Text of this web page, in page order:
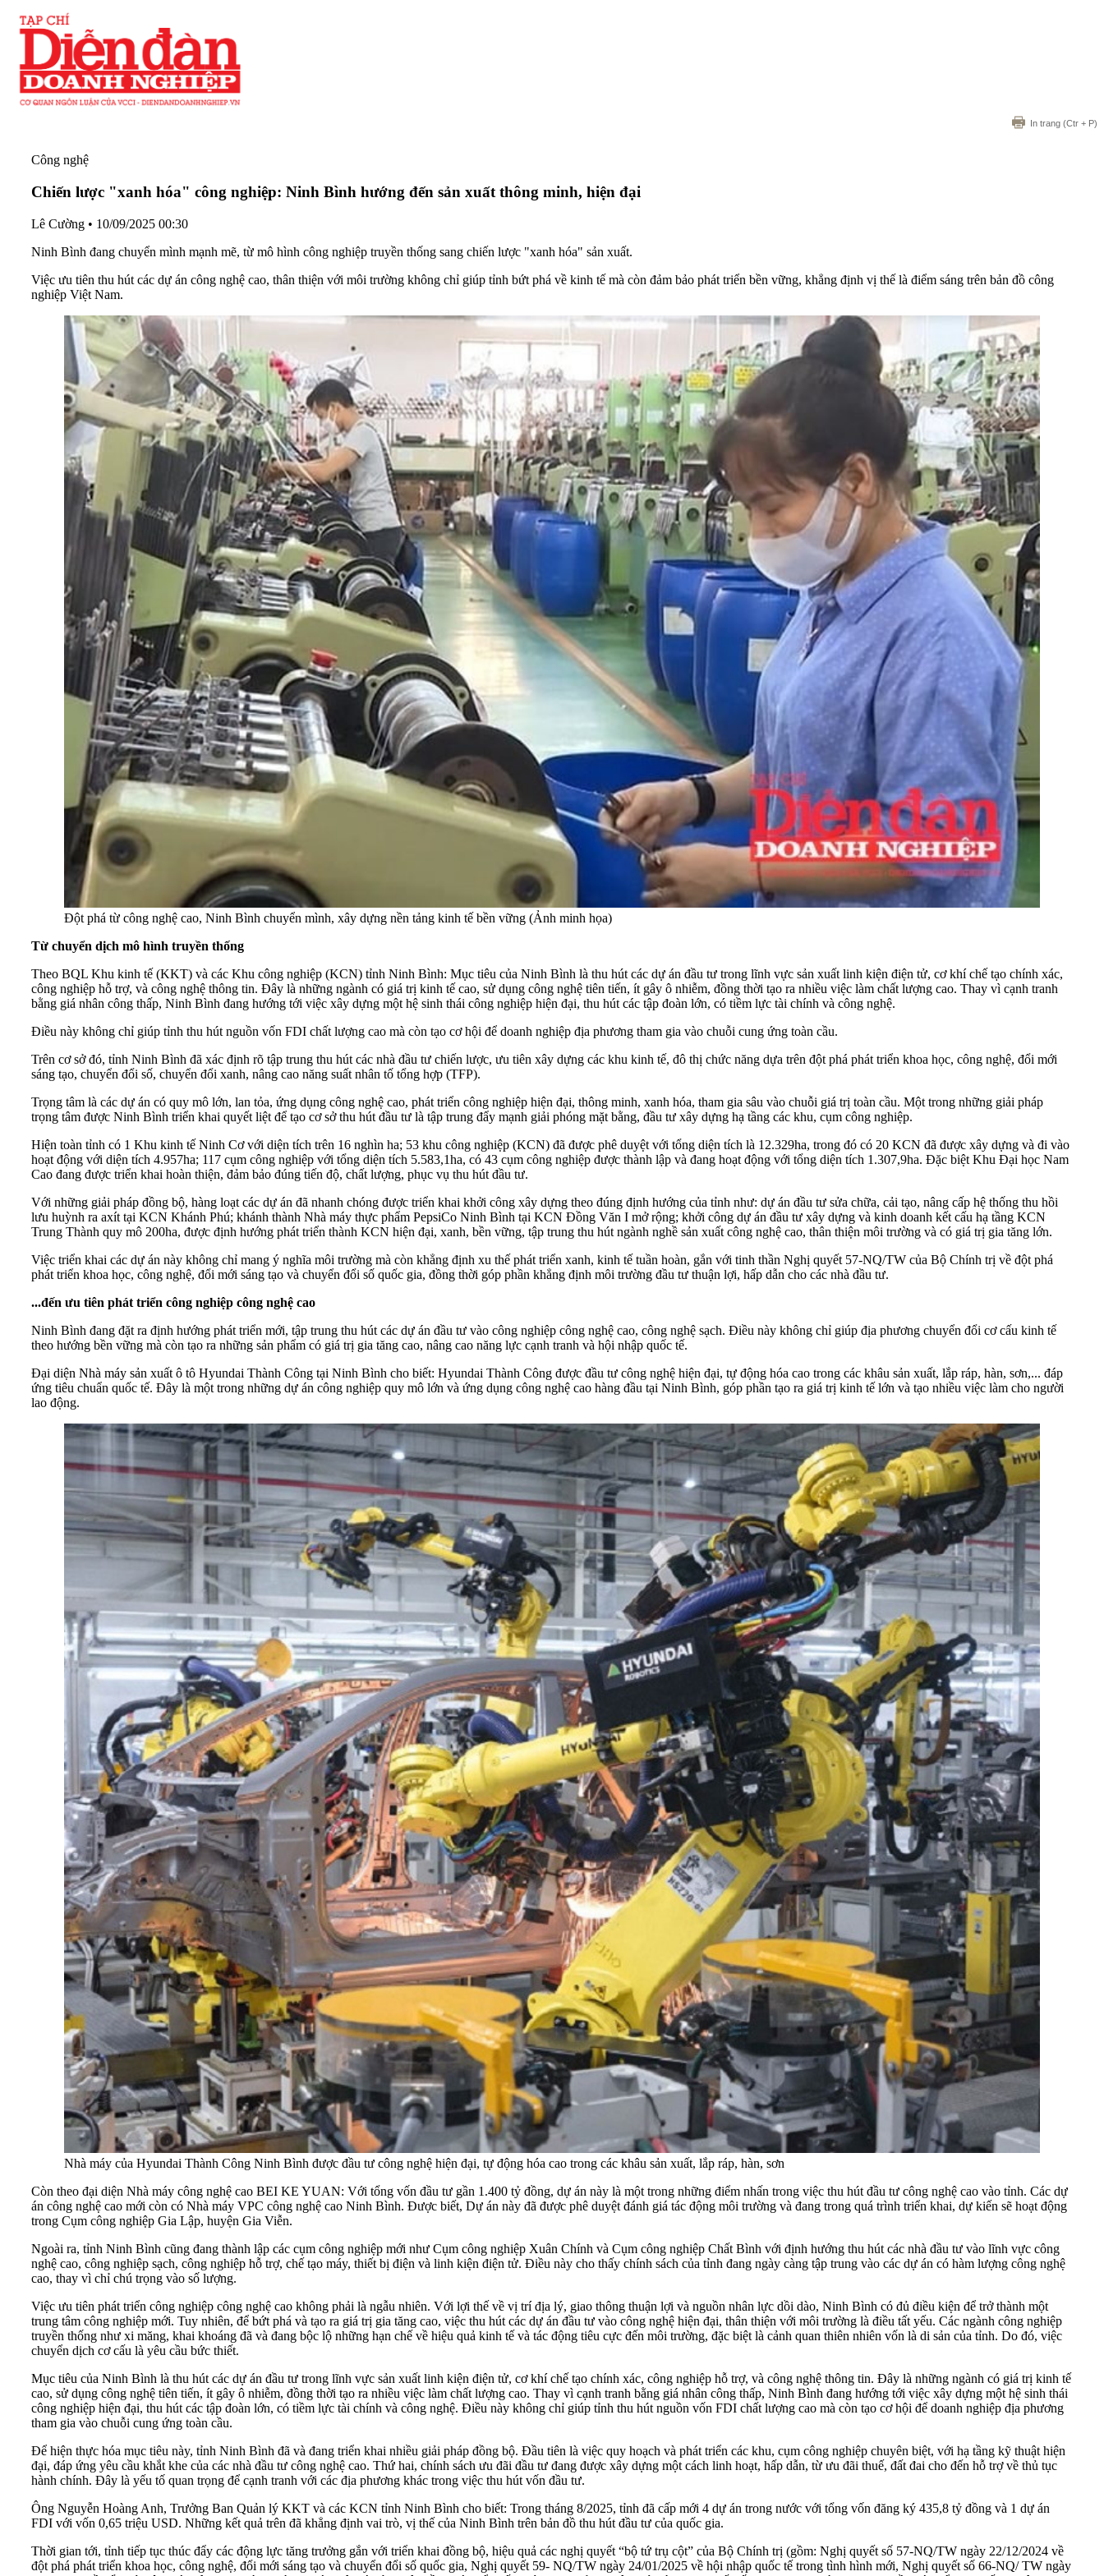
In trang (Ctr + P)
Công nghệ
Chiến lược "xanh hóa" công nghiệp: Ninh Bình hướng đến sản xuất thông minh, hiện đại
Lê Cường • 10/09/2025 00:30
Ninh Bình đang chuyển mình mạnh mẽ, từ mô hình công nghiệp truyền thống sang chiến lược "xanh hóa" sản xuất.
Việc ưu tiên thu hút các dự án công nghệ cao, thân thiện với môi trường không chỉ giúp tỉnh bứt phá về kinh tế mà còn đảm bảo phát triển bền vững, khẳng định vị thế là điểm sáng trên bản đồ công
nghiệp Việt Nam.
Đột phá từ công nghệ cao, Ninh Bình chuyển mình, xây dựng nền tảng kinh tế bền vững (Ảnh minh họa)
Từ chuyển dịch mô hình truyền thống
Theo BQL Khu kinh tế (KKT) và các Khu công nghiệp (KCN) tỉnh Ninh Bình: Mục tiêu của Ninh Bình là thu hút các dự án đầu tư trong lĩnh vực sản xuất linh kiện điện tử, cơ khí chế tạo chính xác,
công nghiệp hỗ trợ, và công nghệ thông tin. Đây là những ngành có giá trị kinh tế cao, sử dụng công nghệ tiên tiến, ít gây ô nhiễm, đồng thời tạo ra nhiều việc làm chất lượng cao. Thay vì cạnh tranh
bằng giá nhân công thấp, Ninh Bình đang hướng tới việc xây dựng một hệ sinh thái công nghiệp hiện đại, thu hút các tập đoàn lớn, có tiềm lực tài chính và công nghệ.
Điều này không chỉ giúp tỉnh thu hút nguồn vốn FDI chất lượng cao mà còn tạo cơ hội để doanh nghiệp địa phương tham gia vào chuỗi cung ứng toàn cầu.
Trên cơ sở đó, tỉnh Ninh Bình đã xác định rõ tập trung thu hút các nhà đầu tư chiến lược, ưu tiên xây dựng các khu kinh tế, đô thị chức năng dựa trên đột phá phát triển khoa học, công nghệ, đổi mới
sáng tạo, chuyển đổi số, chuyển đổi xanh, nâng cao năng suất nhân tố tổng hợp (TFP).
Trọng tâm là các dự án có quy mô lớn, lan tỏa, ứng dụng công nghệ cao, phát triển công nghiệp hiện đại, thông minh, xanh hóa, tham gia sâu vào chuỗi giá trị toàn cầu. Một trong những giải pháp
trọng tâm được Ninh Bình triển khai quyết liệt để tạo cơ sở thu hút đầu tư là tập trung đẩy mạnh giải phóng mặt bằng, đầu tư xây dựng hạ tầng các khu, cụm công nghiệp.
Hiện toàn tỉnh có 1 Khu kinh tế Ninh Cơ với diện tích trên 16 nghìn ha; 53 khu công nghiệp (KCN) đã được phê duyệt với tổng diện tích là 12.329ha, trong đó có 20 KCN đã được xây dựng và đi vào
hoạt động với diện tích 4.957ha; 117 cụm công nghiệp với tổng diện tích 5.583,1ha, có 43 cụm công nghiệp được thành lập và đang hoạt động với tổng diện tích 1.307,9ha. Đặc biệt Khu Đại học Nam
Cao đang được triển khai hoàn thiện, đảm bảo đúng tiến độ, chất lượng, phục vụ thu hút đầu tư.
Với những giải pháp đồng bộ, hàng loạt các dự án đã nhanh chóng được triển khai khởi công xây dựng theo đúng định hướng của tỉnh như: dự án đầu tư sửa chữa, cải tạo, nâng cấp hệ thống thu hồi
lưu huỳnh ra axít tại KCN Khánh Phú; khánh thành Nhà máy thực phẩm PepsiCo Ninh Bình tại KCN Đồng Văn I mở rộng; khởi công dự án đầu tư xây dựng và kinh doanh kết cấu hạ tầng KCN
Trung Thành quy mô 200ha, được định hướng phát triển thành KCN hiện đại, xanh, bền vững, tập trung thu hút ngành nghề sản xuất công nghệ cao, thân thiện môi trường và có giá trị gia tăng lớn.
Việc triển khai các dự án này không chỉ mang ý nghĩa môi trường mà còn khẳng định xu thế phát triển xanh, kinh tế tuần hoàn, gắn với tinh thần Nghị quyết 57-NQ/TW của Bộ Chính trị về đột phá
phát triển khoa học, công nghệ, đổi mới sáng tạo và chuyển đổi số quốc gia, đồng thời góp phần khẳng định môi trường đầu tư thuận lợi, hấp dẫn cho các nhà đầu tư.
...đến ưu tiên phát triển công nghiệp công nghệ cao
Ninh Bình đang đặt ra định hướng phát triển mới, tập trung thu hút các dự án đầu tư vào công nghiệp công nghệ cao, công nghệ sạch. Điều này không chỉ giúp địa phương chuyển đổi cơ cấu kinh tế
theo hướng bền vững mà còn tạo ra những sản phẩm có giá trị gia tăng cao, nâng cao năng lực cạnh tranh và hội nhập quốc tế.
Đại diện Nhà máy sản xuất ô tô Hyundai Thành Công tại Ninh Bình cho biết: Hyundai Thành Công được đầu tư công nghệ hiện đại, tự động hóa cao trong các khâu sản xuất, lắp ráp, hàn, sơn,... đáp
ứng tiêu chuẩn quốc tế. Đây là một trong những dự án công nghiệp quy mô lớn và ứng dụng công nghệ cao hàng đầu tại Ninh Bình, góp phần tạo ra giá trị kinh tế lớn và tạo nhiều việc làm cho người
lao động.
Nhà máy của Hyundai Thành Công Ninh Bình được đầu tư công nghệ hiện đại, tự động hóa cao trong các khâu sản xuất, lắp ráp, hàn, sơn
Còn theo đại diện Nhà máy công nghệ cao BEI KE YUAN: Với tổng vốn đầu tư gần 1.400 tỷ đồng, dự án này là một trong những điểm nhấn trong việc thu hút đầu tư công nghệ cao vào tỉnh. Các dự
án công nghệ cao mới còn có Nhà máy VPC công nghệ cao Ninh Bình. Được biết, Dự án này đã được phê duyệt đánh giá tác động môi trường và đang trong quá trình triển khai, dự kiến sẽ hoạt động
trong Cụm công nghiệp Gia Lập, huyện Gia Viễn.
Ngoài ra, tỉnh Ninh Bình cũng đang thành lập các cụm công nghiệp mới như Cụm công nghiệp Xuân Chính và Cụm công nghiệp Chất Bình với định hướng thu hút các nhà đầu tư vào lĩnh vực công
nghệ cao, công nghiệp sạch, công nghiệp hỗ trợ, chế tạo máy, thiết bị điện và linh kiện điện tử. Điều này cho thấy chính sách của tỉnh đang ngày càng tập trung vào các dự án có hàm lượng công nghệ
cao, thay vì chỉ chú trọng vào số lượng.
Việc ưu tiên phát triển công nghiệp công nghệ cao không phải là ngẫu nhiên. Với lợi thế về vị trí địa lý, giao thông thuận lợi và nguồn nhân lực dồi dào, Ninh Bình có đủ điều kiện để trở thành một
trung tâm công nghiệp mới. Tuy nhiên, để bứt phá và tạo ra giá trị gia tăng cao, việc thu hút các dự án đầu tư vào công nghệ hiện đại, thân thiện với môi trường là điều tất yếu. Các ngành công nghiệp
truyền thống như xi măng, khai khoáng đã và đang bộc lộ những hạn chế về hiệu quả kinh tế và tác động tiêu cực đến môi trường, đặc biệt là cảnh quan thiên nhiên vốn là di sản của tỉnh. Do đó, việc
chuyển dịch cơ cấu là yêu cầu bức thiết.
Mục tiêu của Ninh Bình là thu hút các dự án đầu tư trong lĩnh vực sản xuất linh kiện điện tử, cơ khí chế tạo chính xác, công nghiệp hỗ trợ, và công nghệ thông tin. Đây là những ngành có giá trị kinh tế
cao, sử dụng công nghệ tiên tiến, ít gây ô nhiễm, đồng thời tạo ra nhiều việc làm chất lượng cao. Thay vì cạnh tranh bằng giá nhân công thấp, Ninh Bình đang hướng tới việc xây dựng một hệ sinh thái
công nghiệp hiện đại, thu hút các tập đoàn lớn, có tiềm lực tài chính và công nghệ. Điều này không chỉ giúp tỉnh thu hút nguồn vốn FDI chất lượng cao mà còn tạo cơ hội để doanh nghiệp địa phương
tham gia vào chuỗi cung ứng toàn cầu.
Để hiện thực hóa mục tiêu này, tỉnh Ninh Bình đã và đang triển khai nhiều giải pháp đồng bộ. Đầu tiên là việc quy hoạch và phát triển các khu, cụm công nghiệp chuyên biệt, với hạ tầng kỹ thuật hiện
đại, đáp ứng yêu cầu khắt khe của các nhà đầu tư công nghệ cao. Thứ hai, chính sách ưu đãi đầu tư đang được xây dựng một cách linh hoạt, hấp dẫn, từ ưu đãi thuế, đất đai cho đến hỗ trợ về thủ tục
hành chính. Đây là yếu tố quan trọng để cạnh tranh với các địa phương khác trong việc thu hút vốn đầu tư.
Ông Nguyễn Hoàng Anh, Trưởng Ban Quản lý KKT và các KCN tỉnh Ninh Bình cho biết: Trong tháng 8/2025, tỉnh đã cấp mới 4 dự án trong nước với tổng vốn đăng ký 435,8 tỷ đồng và 1 dự án
FDI với vốn 0,65 triệu USD. Những kết quả trên đã khẳng định vai trò, vị thế của Ninh Bình trên bản đồ thu hút đầu tư của quốc gia.
Thời gian tới, tỉnh tiếp tục thúc đẩy các động lực tăng trưởng gắn với triển khai đồng bộ, hiệu quả các nghị quyết “bộ tứ trụ cột” của Bộ Chính trị (gồm: Nghị quyết số 57-NQ/TW ngày 22/12/2024 về
đột phá phát triển khoa học, công nghệ, đổi mới sáng tạo và chuyển đổi số quốc gia, Nghị quyết 59- NQ/TW ngày 24/01/2025 về hội nhập quốc tế trong tình hình mới, Nghị quyết số 66-NQ/ TW ngày